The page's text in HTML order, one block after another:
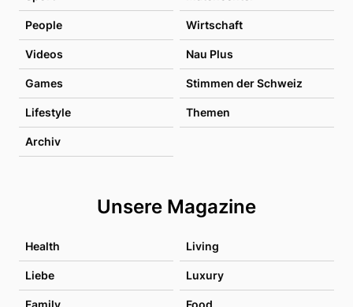
People Wirtschaft
Videos Nau Plus
Games Stimmen der Schweiz
Lifestyle Themen
Archiv
Unsere Magazine
Health Living
Liebe Luxury
Family Food